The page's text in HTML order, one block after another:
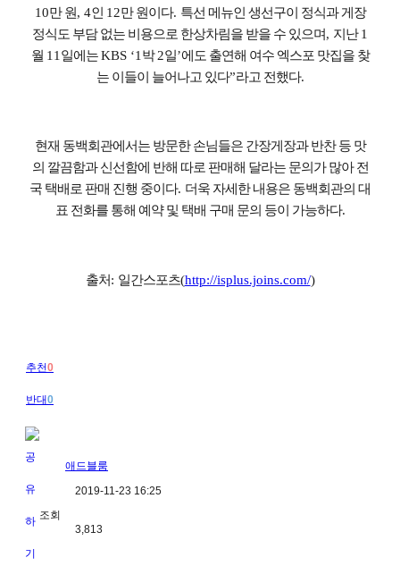
10만 원, 4인 12만 원이다. 특선 메뉴인 생선구이 정식과 게장
정식도 부담 없는 비용으로 한상차림을 받을 수 있으며, 지난1
월 11 일에는KBS ‘1 박2일’에도 출연해 여수 엑스포 맛집을 찾
는 이들이 늘어나고 있다”라고 전했다.
현재 동백회관에서는 방문한 손님들은 간장게장과 반찬 등 맛
의 깔끔함과 신선함에 반해 따로 판매해 달라는 문의가 많아 전
국 택배로 판매 진행 중이다. 더욱 자세한 내용은 동백회관의 대
표 전화를 통해 예약 및 택배 구매 문의 등이 가능하다.
출처: 일간스포츠(http://isplus.joins.com/)
추천0
반대0
애드블룸
2019-11-23 16:25
조회
3,813